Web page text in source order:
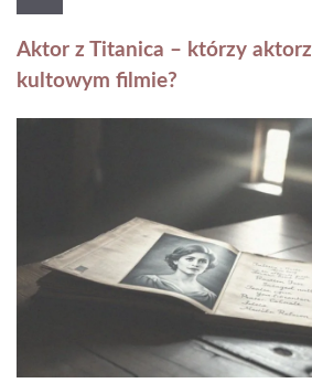
Aktor z Titanica – którzy
kultowym filmie?